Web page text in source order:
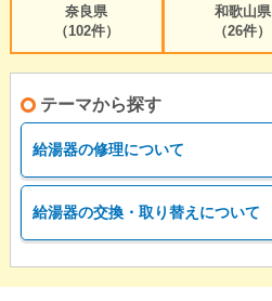
奈良県
（102件）
和歌山県
（26件）
テーマから探す
給湯器の修理について
給湯器の交換・取り替えについて